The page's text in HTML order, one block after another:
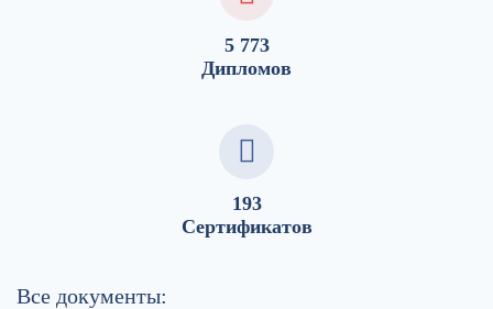
5 773
Дипломов
193
Сертификатов
Все документы: